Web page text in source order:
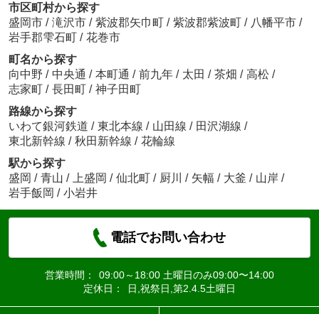
市区町村から探す
盛岡市 / 滝沢市 / 紫波郡矢巾町 / 紫波郡紫波町 / 八幡平市 /
岩手郡雫石町 / 花巻市
町名から探す
向中野 / 中央通 / 本町通 / 前九年 / 太田 / 茶畑 / 高松 /
志家町 / 長田町 / 神子田町
路線から探す
いわて銀河鉄道 / 東北本線 / 山田線 / 田沢湖線 /
東北新幹線 / 秋田新幹線 / 花輪線
駅から探す
盛岡 / 青山 / 上盛岡 / 仙北町 / 厨川 / 矢幅 / 大釜 / 山岸 /
岩手飯岡 / 小岩井
電話でお問い合わせ
営業時間：
09:00～18:00 土曜日のみ09:00〜14:00
定休日：
日,祝祭日,第2.4.5土曜日